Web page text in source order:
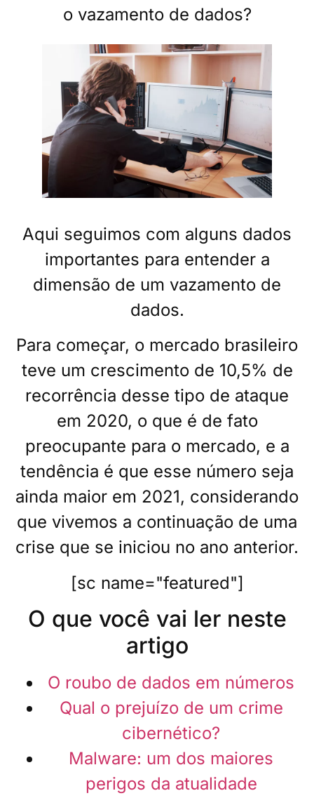
o vazamento de dados?
Aqui seguimos com alguns dados
importantes para entender a
dimensão de um vazamento de
dados.
Para começar, o mercado brasileiro
teve um crescimento de 10,5% de
recorrência desse tipo de ataque
em 2020, o que é de fato
preocupante para o mercado, e a
tendência é que esse número seja
ainda maior em 2021, considerando
que vivemos a continuação de uma
crise que se iniciou no ano anterior.
[sc name="featured"]
O que você vai ler neste
artigo
O roubo de dados em números
Qual o prejuízo de um crime
cibernético?
Malware: um dos maiores
perigos da atualidade